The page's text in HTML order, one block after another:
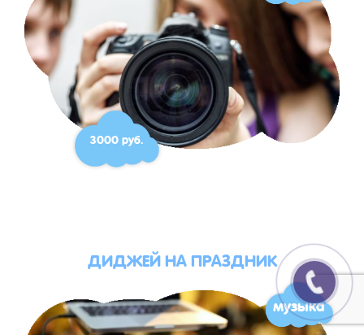
3000 руб.
ДИДЖЕЙ НА ПРАЗДНИК
музыка